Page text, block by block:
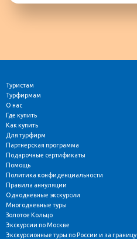
Туристам
Турфирмам
О нас
Где купить
Как купить
Для турфирм
Партнерская программа
Подарочные сертификаты
Помощь
Политика конфиденциальности
Правила аннуляции
Однодневные экскурсии
Многодневные туры
Золотое Кольцо
Экскурсии по Москве
Экскурсионные туры по России и за границу